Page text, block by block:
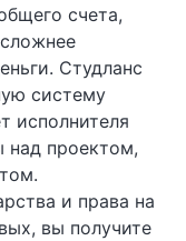
счета,
Студланс
систему
исполнителя
над проектом,
и права на
вы получите